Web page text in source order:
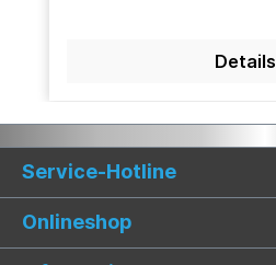
Details
Service-Hotline
Onlineshop